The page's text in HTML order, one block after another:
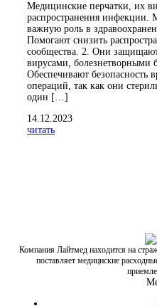
Медицинские перчатки, их
распространения инфекции.
важную роль в
Помогают снизить
сообщества. 2. Они защищают
вирусами, болезнетворными
Обеспечивают безопасность
операций, так как они
один […]
14.12.2023
читать
Компания Лайтмед находится на
поставляет медициские